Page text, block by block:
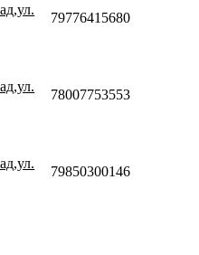
79776415680
78007753553
79850300146